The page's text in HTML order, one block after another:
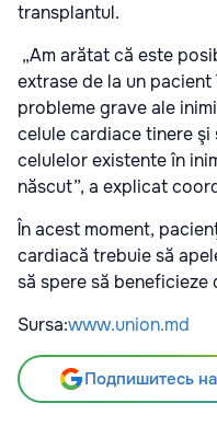
transplantul.
„Am arătat că este
extrase de la un
probleme grave ale
celule cardiace tinere
celulelor existente în
născut”, a explicat
În acest moment,
cardiacă trebuie să
să spere să beneficieze
Sursa:www.union.md
Подпишитесь